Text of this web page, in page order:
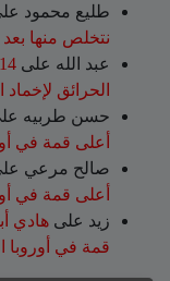
طليع محمود
نتخلص منها بعد
عبد الله على
الحرائق
حسن طربيه
أعلى قمة في
صالح مرعي
أعلى قمة في
زيد على هادي
قمة في أوروبا